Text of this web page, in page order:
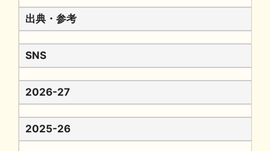
出典・参考
SNS
2026-27
2025-26